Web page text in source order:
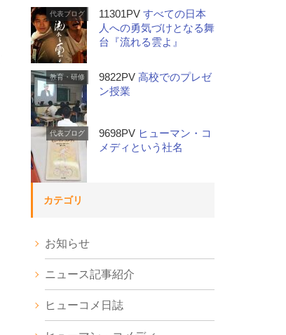
代表ブログ 11301PV すべての日本
人への勇気づけとなる舞
台『流れる雲よ』
教育・研修 9822PV 高校でのプレゼ
ン授業
代表ブログ 9698PV ヒューマン・コ
メディという社名
カテゴリ
お知らせ
ニュース記事紹介
ヒューコメ日誌